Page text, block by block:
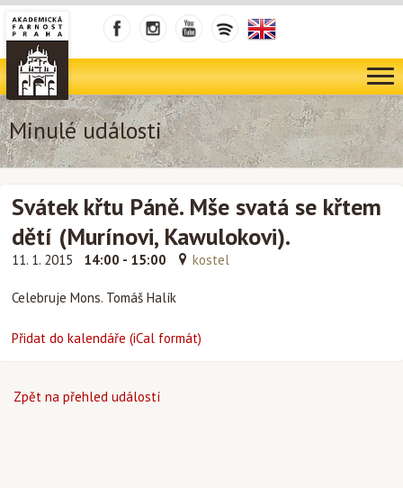
Minulé události
Svátek křtu Páně. Mše svatá se křtem
dětí (Murínovi, Kawulokovi).
11. 1. 2015 14:00 - 15:00 kostel
Celebruje Mons. Tomáš Halík
Přidat do kalendáře (iCal formát)
Zpět na přehled událostí